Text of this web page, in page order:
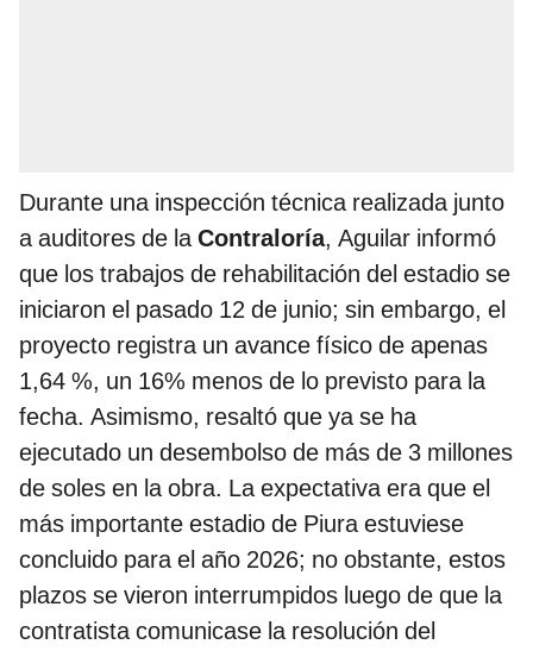
Durante una inspección técnica realizada junto
a auditores de laContraloría, Aguilar informó
que los trabajos de rehabilitación del estadio se
iniciaron el pasado 12 de junio; sin embargo, el
proyecto registra un avance físico de apenas
1,64 %, un 16% menos de lo previsto para la
fecha. Asimismo, resaltó que ya se ha
ejecutado un desembolso de más de 3 millones
de soles en la obra. La expectativa era que el
más importante estadio de Piura estuviese
concluido para el año 2026; no obstante, estos
plazos se vieron interrumpidos luego de que la
contratista comunicase la resolución del